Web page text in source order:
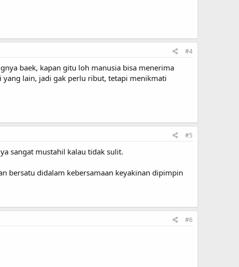
#4
baek, kapan gitu loh manusia bisa menerima
lain, jadi gak perlu ribut, tetapi menikmati
#5
sangat mustahil kalau tidak sulit.
bersatu didalam kebersamaan keyakinan dipimpin
#6